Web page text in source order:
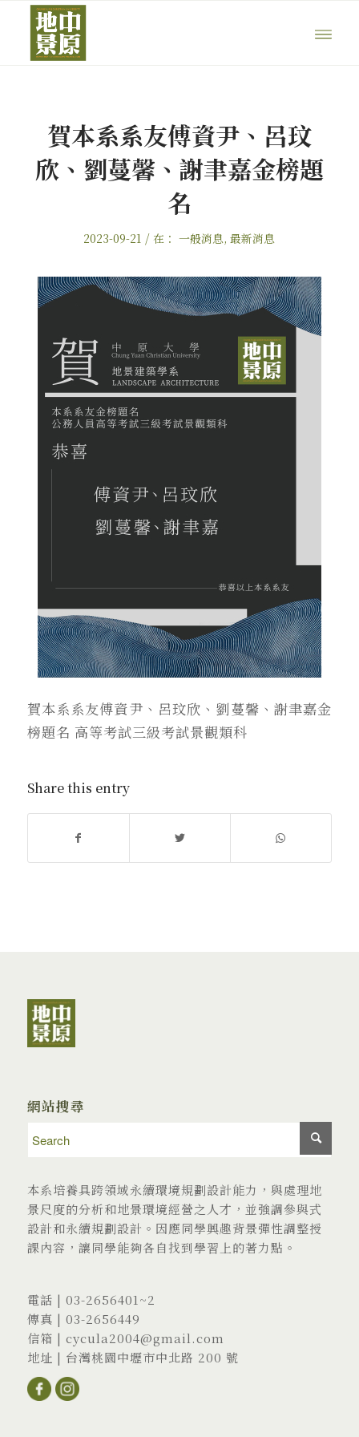
賀本系系友傅資尹、呂玟
欣、劉蔓馨、謝聿嘉金榜題
名
2023-09-21 / 在：一般消息,最新消息
賀本系系友傅資尹、呂玟欣、劉蔓馨、謝聿嘉金
榜題名 高等考試三級考試景觀類科
Share this entry
網站搜尋
本系培養具跨領域永續環境規劃設計能力，與處理地
景尺度的分析和地景環境經營之人才，並強調參與式
設計和永續規劃設計。因應同學興趣背景彈性調整授
課內容，讓同學能夠各自找到學習上的著力點。
電話 | 03-2656401 ~2
傳真 | 03-2656449
信箱 | cycula2004@gmail.com
地址 | 台灣桃園中壢市中北路 200 號